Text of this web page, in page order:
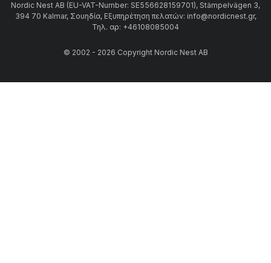
Nordic Nest AB (EU-VAT-Number: SE556628159701), Stämpelvägen 3,
394 70 Kalmar, Σουηδία, Εξυπηρέτηση πελατών: info@nordicnest.gr,
Τηλ. αρ: +46108085004
© 2002 - 2026 Copyright Nordic Nest AB